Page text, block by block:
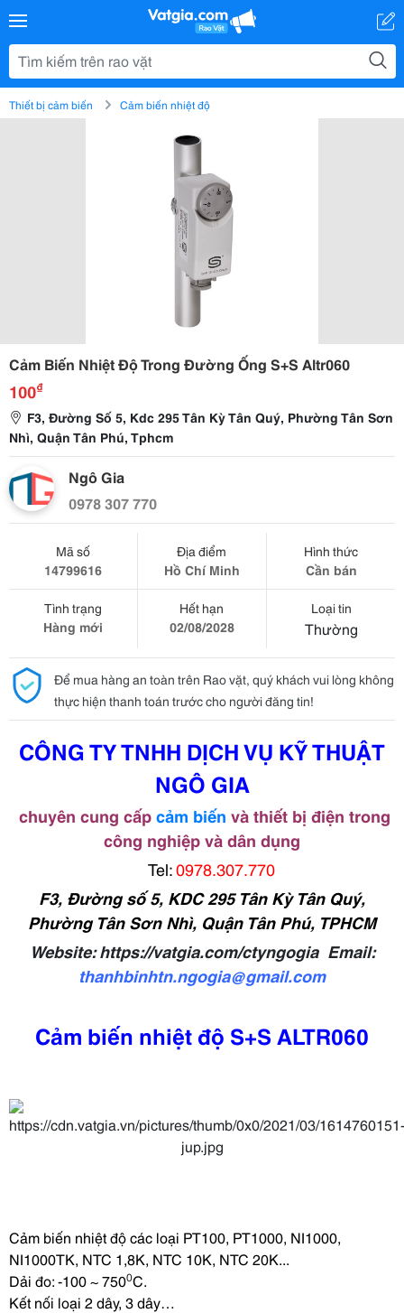
Thiết bị cảm biến Cảm biến nhiệt độ
Cảm Biến Nhiệt Độ Trong Đường Ống S+S Altr060
100₫
F3, Đường Số 5, Kdc 295 Tân Kỳ Tân Quý, Phường Tân Sơn
Nhì, Quận Tân Phú, Tphcm
Ngô Gia
0978 307 770
Mã số
14799616
Địa điểm
Hồ Chí Minh
Hình thức
Cần bán
Tình trạng
Hàng mới
Hết hạn
02/08/2028
Loại tin
Thường
Để mua hàng an toàn trên Rao vặt, quý khách vui lòng không
thực hiện thanh toán trước cho người đăng tin!
CÔNG TY TNHH DỊCH VỤ KỸ THUẬT
NGÔ GIA
chuyên cung cấpcảm biến và thiết bị điện trong
công nghiệp và dân dụng
Tel:0978.307.770
F3, Đường số 5, KDC 295 Tân Kỳ Tân Quý,
Phường Tân Sơn Nhì, Quận Tân Phú, TPHCM
Website: https://vatgia.com/ctyngogia Email:
thanhbinhtn.ngogia@gmail.com
Cảm biến nhiệt độ S+S ALTR060
Cảm biến nhiệt độ các loại PT100, PT1000, NI1000,
NI1000TK, NTC 1,8K, NTC 10K, NTC 20K...
Dải đo: -100 ~ 7500C.
Kết nối loại 2 dây, 3 dây…